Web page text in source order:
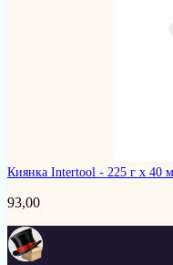
Киянка Intertool - 225 г х 40
93,00